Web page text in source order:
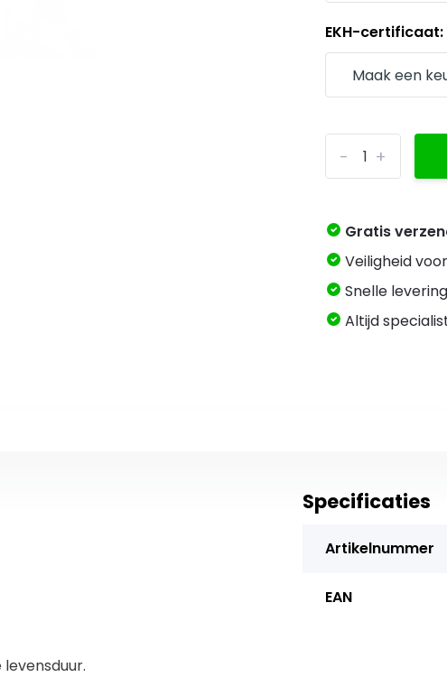
EKH-certificaat:
+
-
Gratis
Veiligheid
Snelle
Altijd
Specificaties
Artikelnummer
EAN